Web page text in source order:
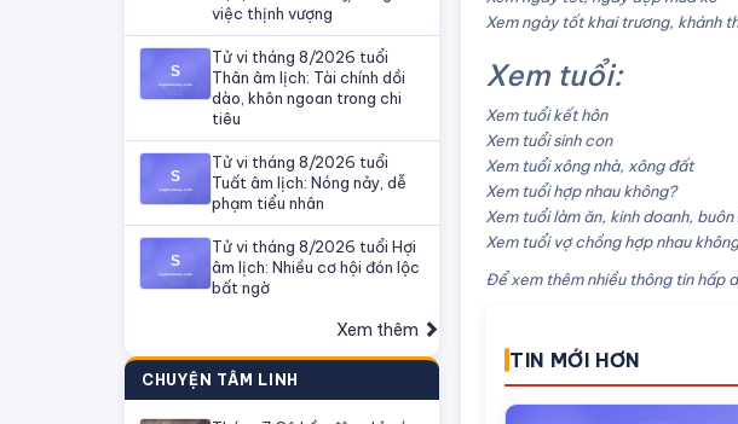
việc thịnh vượng
Tử vi tháng 8/2026 tuổi
Thân âm lịch: Tài chính dồi
dào, khôn ngoan trong chi
tiêu
Tử vi tháng 8/2026 tuổi
Tuất âm lịch: Nóng nảy, dễ
phạm tiểu nhân
Tử vi tháng 8/2026 tuổi Hợi
âm lịch: Nhiều cơ hội đón lộc
bất ngờ
Xem thêm
CHUYỆN TÂM LINH
Xem ngày tốt khai trương, khánh
Xem tuổi:
Xem tuổi kết hôn
Xem tuổi sinh con
Xem tuổi xông nhà, xông đất
Xem tuổi hợp nhau không?
Xem tuổi làm ăn, kinh doanh, buôn
Xem tuổi vợ chồng hợp nhau
Để xem thêm nhiều thông tin hấp
TIN MỚI HƠN